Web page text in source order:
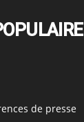
de presse